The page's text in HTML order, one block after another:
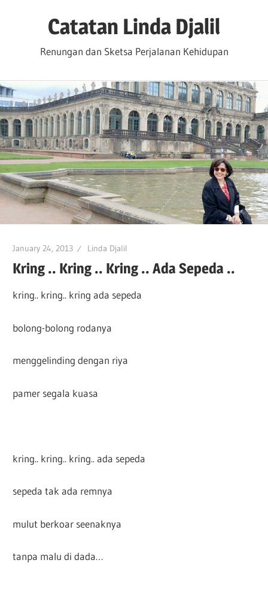
Catatan Linda Djalil
Renungan dan Sketsa Perjalanan Kehidupan
January 24, 2013 Linda Djalil
Kring .. Kring .. Kring .. Ada Sepeda ..
kring.. kring.. kring ada sepeda
bolong-bolong rodanya
menggelinding dengan riya
pamer segala kuasa
kring.. kring.. kring.. ada sepeda
sepeda tak ada remnya
mulut berkoar seenaknya
tanpa malu di dada…